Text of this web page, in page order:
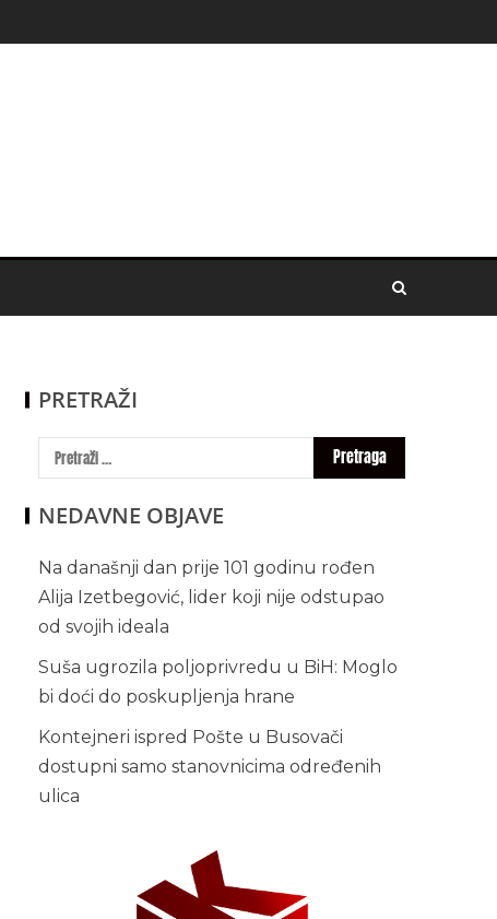
PRETRAŽI
NEDAVNE OBJAVE
Na današnji dan prije 101 godinu rođen
Alija Izetbegović, lider koji nije odstupao
od svojih ideala
Suša ugrozila poljoprivredu u BiH: Moglo
bi doći do poskupljenja hrane
Kontejneri ispred Pošte u Busovači
dostupni samo stanovnicima određenih
ulica